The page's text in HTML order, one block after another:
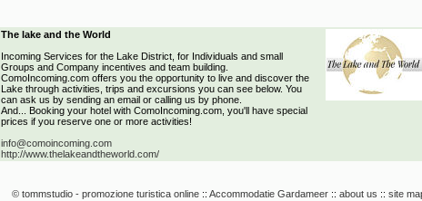
The lake and the World
Incoming Services for the Lake District, for Individuals and small
Groups and Company incentives and team building.
ComoIncoming.com offers you the opportunity to live and discover the
Lake through activities, trips and excursions you can see below. You
can ask us by sending an email or calling us by phone.
And... Booking your hotel with ComoIncoming.com, you'll have special
prices if you reserve one or more activities!
info@comoincoming.com
http://www.thelakeandtheworld.com/
© tommstudio - promozione turistica online:: Accommodatie Gardameer:: about us :: site